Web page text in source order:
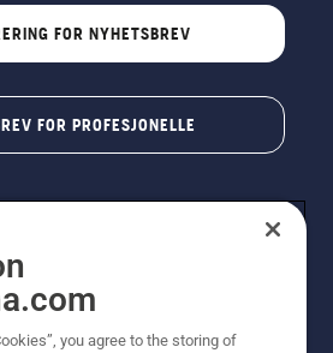
FOR NYHETSBREV
FOR PROFESJONELLE
you agree to the storing of